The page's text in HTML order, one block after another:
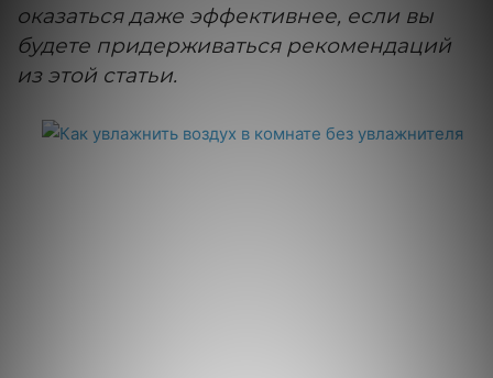
оказаться даже эффективнее, если вы
будете придерживаться рекомендаций
из этой статьи.